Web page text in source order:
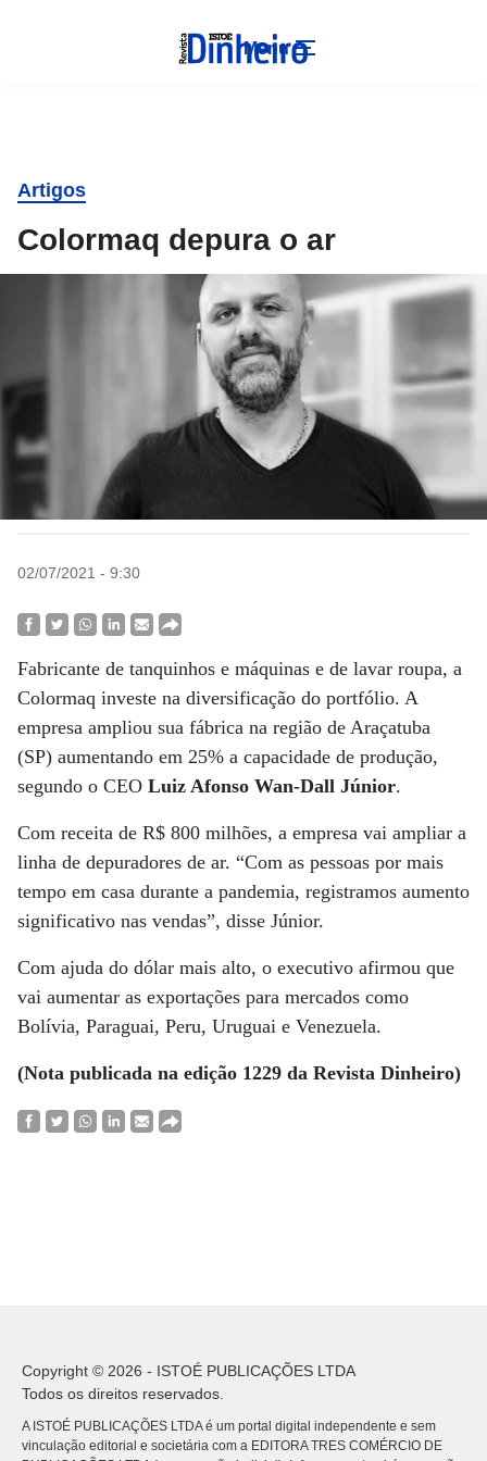
Menu
Artigos
Colormaq depura o ar
02/07/2021 - 9:30
Fabricante de tanquinhos e máquinas e de lavar roupa, a
Colormaq investe na diversificação do portfólio. A
empresa ampliou sua fábrica na região de Araçatuba
(SP) aumentando em 25% a capacidade de produção,
segundo o CEO Luiz Afonso Wan-Dall Júnior.
Com receita de R$ 800 milhões, a empresa vai ampliar a
linha de depuradores de ar. “Com as pessoas por mais
tempo em casa durante a pandemia, registramos aumento
significativo nas vendas”, disse Júnior.
Com ajuda do dólar mais alto, o executivo afirmou que
vai aumentar as exportações para mercados como
Bolívia, Paraguai, Peru, Uruguai e Venezuela.
(Nota publicada na edição 1229 da Revista Dinheiro)
Copyright © 2026 - ISTOÉ PUBLICAÇÕES LTDA
Todos os direitos reservados.
A ISTOÉ PUBLICAÇÕES LTDA é um portal digital independente e sem
vinculação editorial e societária com a EDITORA TRES COMÉRCIO DE